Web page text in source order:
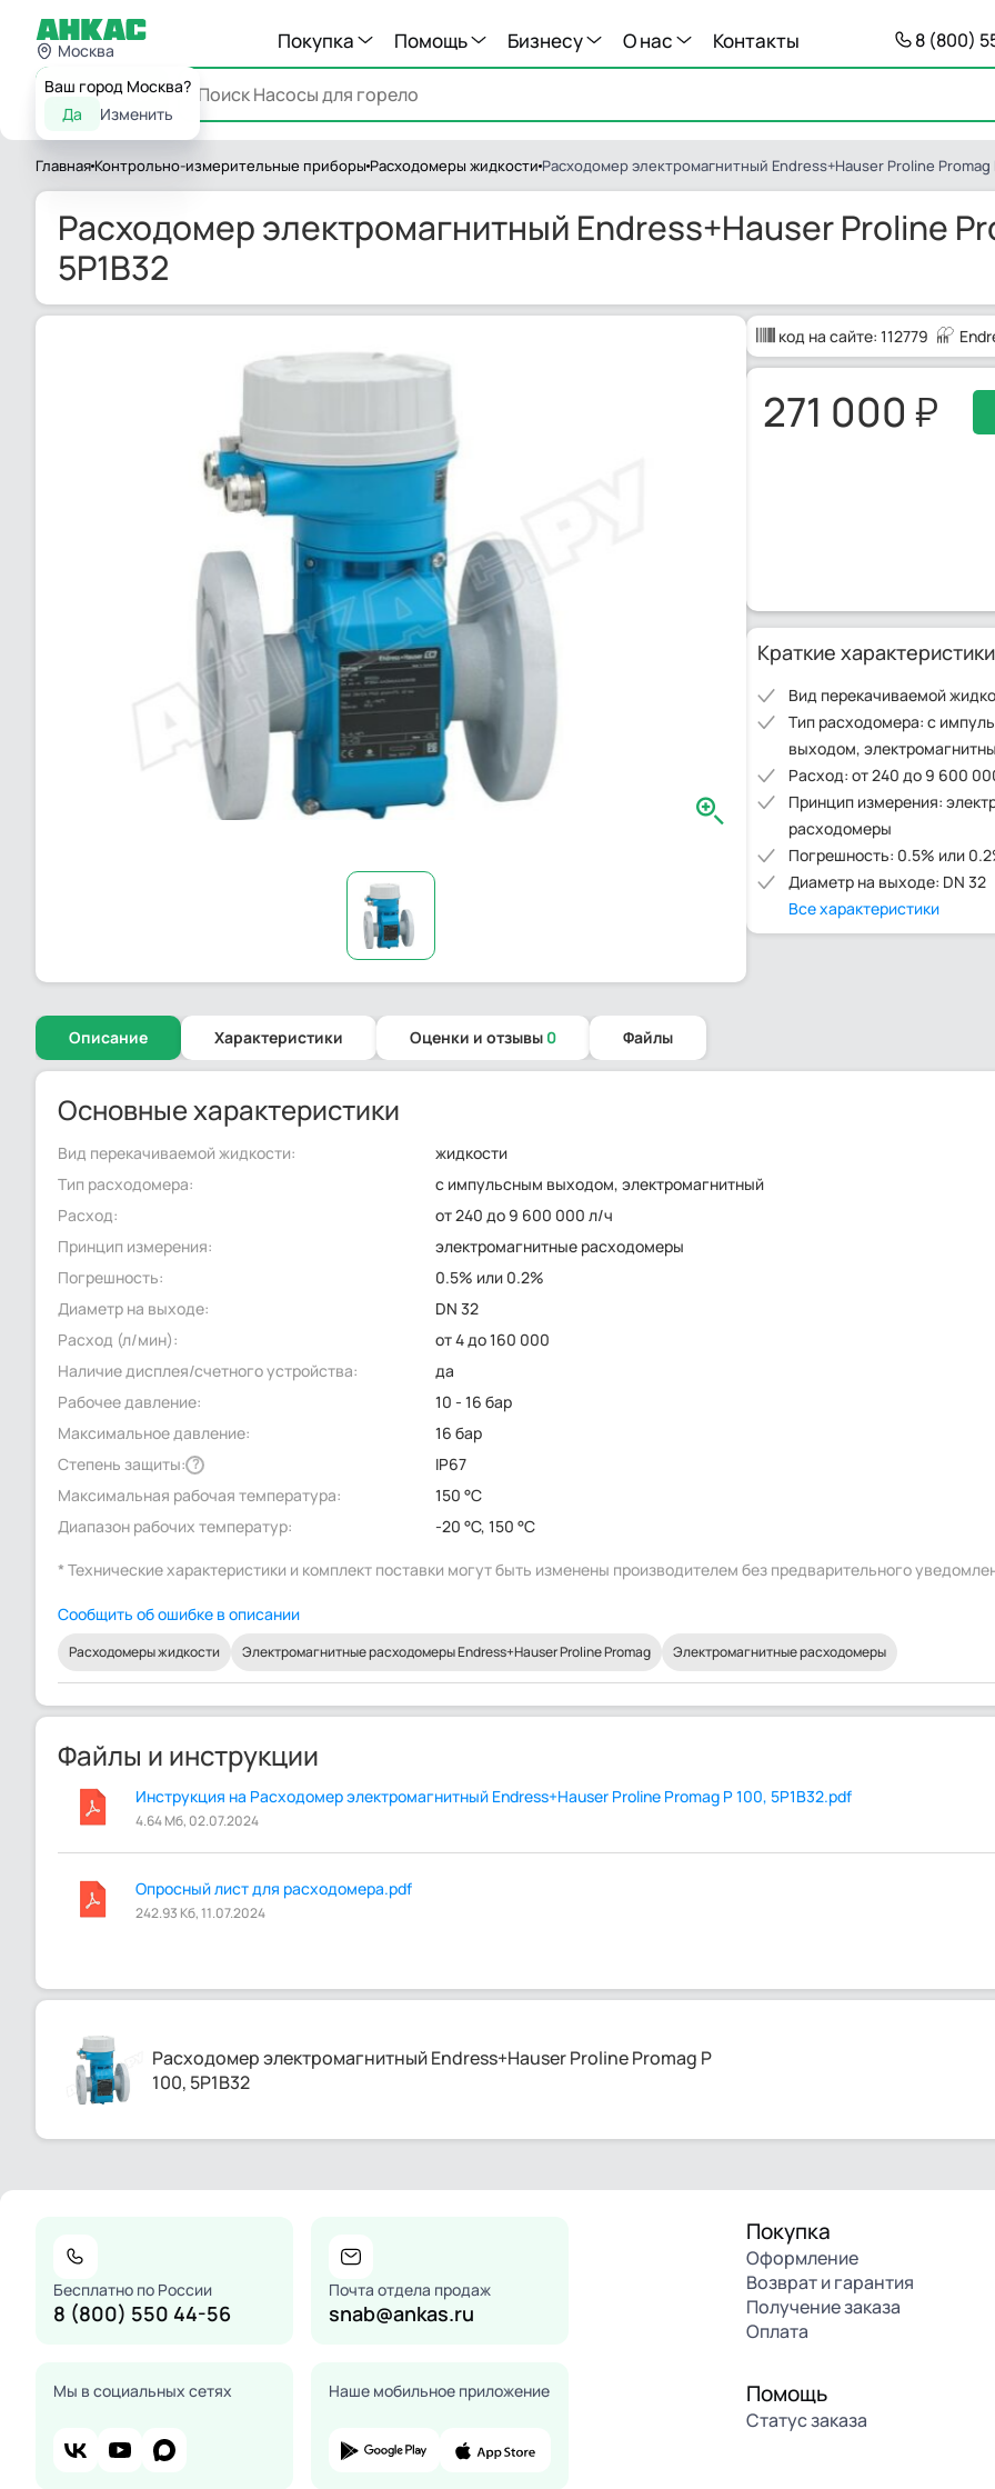
Москва
Ваш город Москва?
Да
Изменить
Покупка Помощь Бизнесу О нас Контакты 8 (800)
Каталог
Главная Контрольно-измерительные приборы Расходомеры жидкости Расходомер электромагнитный Endress+Hauser Proline Promag
Расходомер электромагнитный Endress+Hauser Proline
5P1B32
код на сайте: 112779
271 000
Краткие характеристики
Вид перекачиваемой
Тип расходомера: с
выходом,
Расход: от 240 до 9 600
Принцип измерения:
расходомеры
Погрешность: 0.5% или
Диаметр на выходе: DN 32
Все характеристики
Описание Характеристики Оценки и отзывы 0 Файлы
Основные характеристики
Вид перекачиваемой жидкости:
жидкости
Тип расходомера:
с импульсным выходом, электромагнитный
Расход:
от 240 до 9 600 000 л/ч
Принцип измерения:
электромагнитные расходомеры
Погрешность:
0.5% или 0.2%
Диаметр на выходе:
DN 32
Расход (л/мин):
от 4 до 160 000
Наличие дисплея/счетного устройства:
да
Рабочее давление:
10 - 16 бар
Максимальное давление:
16 бар
Степень защиты: ?
IP67
Максимальная рабочая температура:
150 °C
Диапазон рабочих температур:
-20 °C, 150 °C
* Технические характеристики и комплект поставки могут быть изменены производителем без предварительного
Сообщить об ошибке в описании
Расходомеры жидкости Электромагнитные расходомеры Endress+Hauser Proline Promag Электромагнитные расходомеры
Файлы и инструкции
Инструкция на Расходомер электромагнитный Endress+Hauser Proline Promag P 100, 5P1B32.pdf
4.64 Мб, 02.07.2024
Опросный лист для расходомера.pdf
242.93 Кб, 11.07.2024
Расходомер электромагнитный Endress+Hauser Proline Promag P
100, 5P1B32
Бесплатно по России
8 (800) 550 44-56
Почта отдела продаж
snab@ankas.ru
Мы в социальных сетях Наше мобильное приложение
Покупка
Оформление
Возврат и гарантия
Получение заказа
Оплата
Помощь
Статус заказа